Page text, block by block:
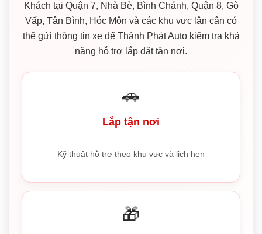
Khách tại Quận 7, Nhà Bè, Bình Chánh, Quận 8, Gò
Vấp, Tân Bình, Hóc Môn và các khu vực lân cận có
thể gửi thông tin xe để Thành Phát Auto kiểm tra khả
năng hỗ trợ lắp đặt tận nơi.
🚗
Lắp tận nơi
Kỹ thuật hỗ trợ theo khu vực và lịch hẹn
🎁